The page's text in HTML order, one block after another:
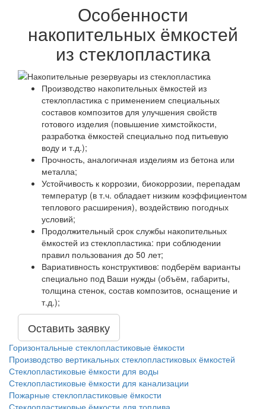
Особенности
накопительных ёмкостей
из стеклопластика
Производство накопительных ёмкостей из
стеклопластика с применением специальных
составов композитов для улучшения свойств
готового изделия (повышение химстойкости,
разработка ёмкостей специально под питьевую
воду и т.д.);
Прочность, аналогичная изделиям из бетона или
металла;
Устойчивость к коррозии, биокоррозии, перепадам
температур (в т.ч. обладает низким коэффициентом
теплового расширения), воздействию погодных
условий;
Продолжительный срок службы накопительных
ёмкостей из стеклопластика: при соблюдении
правил пользования до 50 лет;
Вариативность конструктивов: подберём варианты
специально под Ваши нужды (объём, габариты,
толщина стенок, состав композитов, оснащение и
т.д.);
Оставить заявку
Горизонтальные стеклопластиковые ёмкости
Производство вертикальных стеклопластиковых ёмкостей
Стеклопластиковые ёмкости для воды
Стеклопластиковые ёмкости для канализации
Пожарные стеклопластиковые ёмкости
Стеклопластиковые ёмкости для топлива